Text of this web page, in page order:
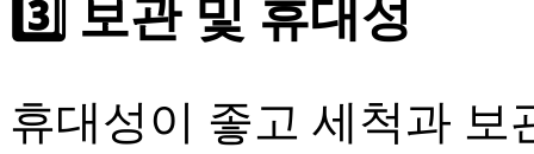
3️⃣ 보관 및 휴대성
휴대성이 좋고 세척과 보